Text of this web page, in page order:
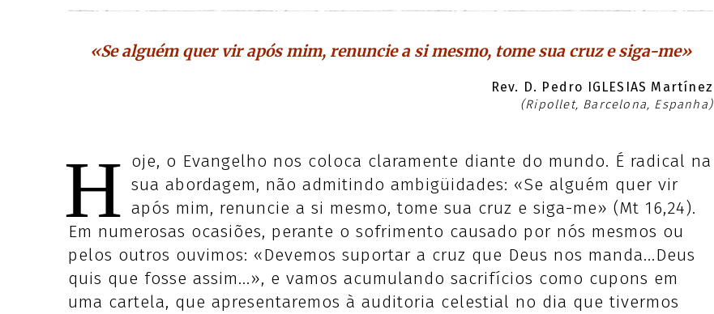
«Se alguém quer vir após mim, renuncie a si mesmo, tome sua cruz e siga-me»
Rev. D. Pedro IGLESIAS Martínez
(Ripollet, Barcelona, Espanha)
H oje, o Evangelho nos coloca claramente diante do mundo. É radical na
sua abordagem, não admitindo ambigüidades: «Se alguém quer vir
após mim, renuncie a si mesmo, tome sua cruz e siga-me» (Mt 16,24).
Em numerosas ocasiões, perante o sofrimento causado por nós mesmos ou
pelos outros ouvimos: «Devemos suportar a cruz que Deus nos manda...Deus
quis que fosse assim...», e vamos acumulando sacrifícios como cupons em
uma cartela, que apresentaremos à auditoria celestial no dia que tivermos